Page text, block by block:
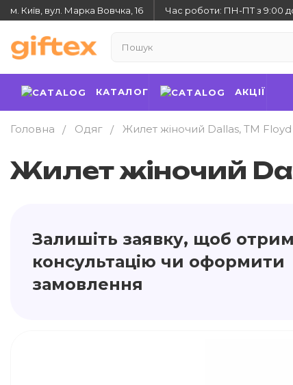
м. Київ, вул. Марка Вовчка, 16 Час роботи: ПН-ПТ з 9:00
КАТАЛОГ АКЦІЇ
Головна Одяг Жилет жіночий Dallas, TM
Жилет жіночий
Залишіть заявку, щоб
консультацію чи оформити
замовлення